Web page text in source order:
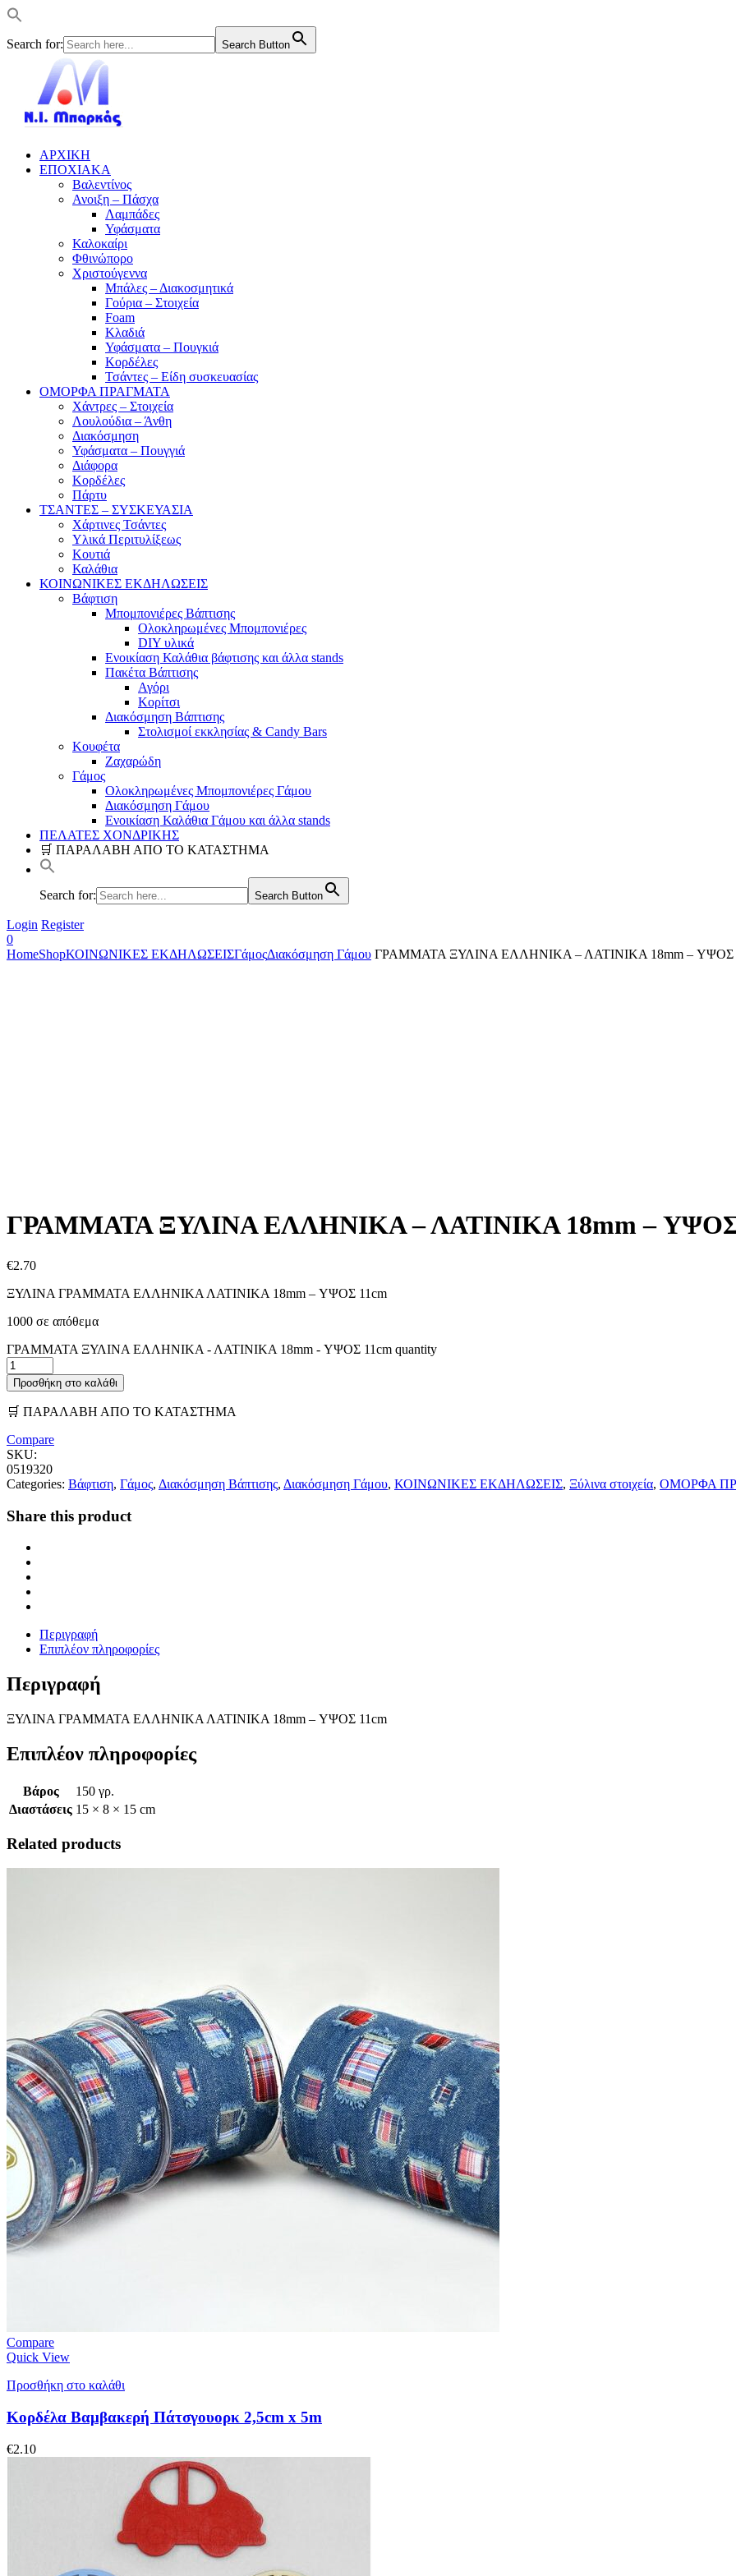
Search for: Search Button
ΑΡΧΙΚΗ
ΕΠΟΧΙΑΚΑ
Βαλεντίνος
Ανοιξη – Πάσχα
Λαμπάδες
Υφάσματα
Καλοκαίρι
Φθινώπορο
Χριστούγεννα
Μπάλες – Διακοσμητικά
Γούρια – Στοιχεία
Foam
Κλαδιά
Υφάσματα – Πουγκιά
Κορδέλες
Τσάντες – Είδη συσκευασίας
ΟΜΟΡΦΑ ΠΡΑΓΜΑΤΑ
Χάντρες – Στοιχεία
Λουλούδια – Άνθη
Διακόσμηση
Υφάσματα – Πουγγιά
Διάφορα
Κορδέλες
Πάρτυ
ΤΣΑΝΤΕΣ – ΣΥΣΚΕΥΑΣΙΑ
Χάρτινες Τσάντες
Υλικά Περιτυλίξεως
Κουτιά
Καλάθια
ΚΟΙΝΩΝΙΚΕΣ ΕΚΔΗΛΩΣΕΙΣ
Βάφτιση
Μπομπονιέρες Βάπτισης
Ολοκληρωμένες Μπομπονιέρες
DIY υλικά
Ενοικίαση Καλάθια βάφτισης και άλλα stands
Πακέτα Βάπτισης
Αγόρι
Κορίτσι
Διακόσμηση Βάπτισης
Στολισμοί εκκλησίας & Candy Bars
Κουφέτα
Ζαχαρώδη
Γάμος
Ολοκληρωμένες Μπομπονιέρες Γάμου
Διακόσμηση Γάμου
Ενοικίαση Καλάθια Γάμου και άλλα stands
ΠΕΛΑΤΕΣ ΧΟΝΔΡΙΚΗΣ
🛒 ΠΑΡΑΛΑΒΗ ΑΠΟ ΤΟ ΚΑΤΑΣΤΗΜΑ
Search for: Search Button
Login Register
0
HomeShopΚΟΙΝΩΝΙΚΕΣ ΕΚΔΗΛΩΣΕΙΣΓάμοςΔιακόσμηση Γάμου ΓΡΑΜΜΑΤΑ ΞΥΛΙΝΑ ΕΛΛΗΝΙΚΑ – ΛΑΤΙΝΙΚΑ 18mm – ΥΨΟΣ
ΓΡΑΜΜΑΤΑ ΞΥΛΙΝΑ ΕΛΛΗΝΙΚΑ – ΛΑΤΙΝΙΚΑ 18mm – ΥΨΟΣ
€2.70
ΞΥΛΙΝΑ ΓΡΑΜΜΑΤΑ ΕΛΛΗΝΙΚΑ ΛΑΤΙΝΙΚΑ 18mm – ΥΨΟΣ 11cm
1000 σε απόθεμα
ΓΡΑΜΜΑΤΑ ΞΥΛΙΝΑ ΕΛΛΗΝΙΚΑ - ΛΑΤΙΝΙΚΑ 18mm - ΥΨΟΣ 11cm quantity
Προσθήκη στο καλάθι
🛒 ΠΑΡΑΛΑΒΗ ΑΠΟ ΤΟ ΚΑΤΑΣΤΗΜΑ
Compare
SKU:
0519320
Categories: Βάφτιση, Γάμος, Διακόσμηση Βάπτισης, Διακόσμηση Γάμου, ΚΟΙΝΩΝΙΚΕΣ ΕΚΔΗΛΩΣΕΙΣ, Ξύλινα στοιχεία, ΟΜΟΡΦΑ
Share this product
Περιγραφή
Επιπλέον πληροφορίες
Περιγραφή
ΞΥΛΙΝΑ ΓΡΑΜΜΑΤΑ ΕΛΛΗΝΙΚΑ ΛΑΤΙΝΙΚΑ 18mm – ΥΨΟΣ 11cm
Επιπλέον πληροφορίες
Βάρος
150 γρ.
Διαστάσεις 15 × 8 × 15 cm
Related products
Compare
Quick View
Προσθήκη στο καλάθι
Κορδέλα Βαμβακερή Πάτσγουορκ 2,5cm x 5m
€2.10